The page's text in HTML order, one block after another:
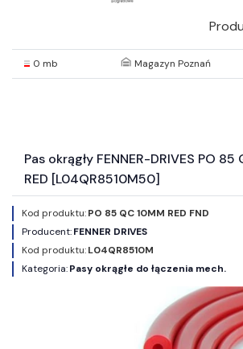
0 mb Magazyn Poznań
Pas okrągły FENNER-DRIVES PO
RED [L04QR8510M50]
Kod produktu:PO 85 QC 10MM RED FND
Producent:FENNER DRIVES
Kod produktu:L04QR8510M
Kategoria:Pasy okrągłe do łączenia mech.